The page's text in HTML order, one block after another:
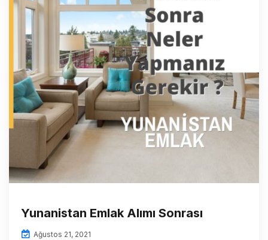
Yunanistan Emlak Alımı Sonrası
Ağustos 21, 2021